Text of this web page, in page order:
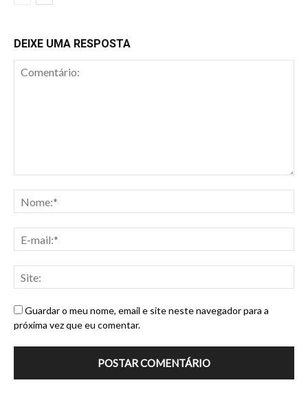
DEIXE UMA RESPOSTA
Guardar o meu nome, email e site neste navegador para a
próxima vez que eu comentar.